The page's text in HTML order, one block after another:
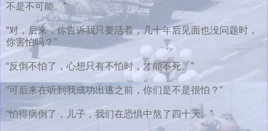
不是不可能。”
“对，后来，你告诉我只要活着，几十年后见面也没问题时，
你害怕吗？”
“反倒不怕了，心想只有不怕时，才能不死。”
“可后来在听到我成功出逃之前，你们是不是很怕？”
“怕得病倒了，儿子，我们在恐惧中熬了四十天。”